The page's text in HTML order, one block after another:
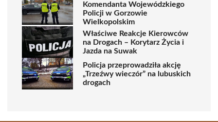
Komendanta Wojewódzkiego
Policji w Gorzowie
Wielkopolskim
Właściwe Reakcje Kierowców
na Drogach – Korytarz Życia i
Jazda na Suwak
Policja przeprowadziła akcję
„Trzeźwy wieczór” na lubuskich
drogach